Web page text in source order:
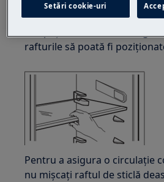
Pereții compartimentului
rafturile să poată fi
Pentru a asigura o circulație
nu mișcați raftul de sticlă
Setări cookie-uri